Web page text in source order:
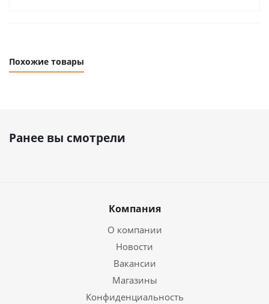
Похожие товары
Ранее вы смотрели
Компания
О компании
Новости
Вакансии
Магазины
Конфиденциальность